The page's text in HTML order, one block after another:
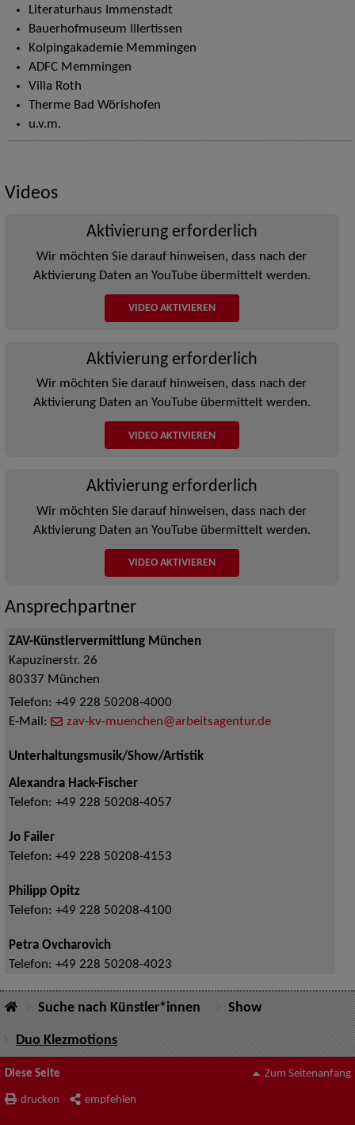
Literaturhaus Immenstadt
Bauerhofmuseum Illertissen
Kolpingakademie Memmingen
ADFC Memmingen
Villa Roth
Therme Bad Wörishofen
u.v.m.
Videos
Aktivierung erforderlich
Wir möchten Sie darauf hinweisen, dass nach der
Aktivierung Daten an YouTube übermittelt werden.
VIDEO AKTIVIEREN
Aktivierung erforderlich
Wir möchten Sie darauf hinweisen, dass nach der
Aktivierung Daten an YouTube übermittelt werden.
VIDEO AKTIVIEREN
Aktivierung erforderlich
Wir möchten Sie darauf hinweisen, dass nach der
Aktivierung Daten an YouTube übermittelt werden.
VIDEO AKTIVIEREN
Ansprechpartner
ZAV-Künstlervermittlung München
Kapuzinerstr. 26
80337 München
Telefon: +49 228 50208-4000
E-Mail:
zav-kv-muenchen@arbeitsagentur.de
Unterhaltungsmusik/Show/Artistik
Alexandra Hack-Fischer
Telefon: +49 228 50208-4057
Jo Failer
Telefon: +49 228 50208-4153
Philipp Opitz
Telefon: +49 228 50208-4100
Petra Ovcharovich
Telefon: +49 228 50208-4023
Suche nach Künstler*innen Show
Duo Klezmotions
Diese Seite
drucken empfehlen
Zum Seitenanfang